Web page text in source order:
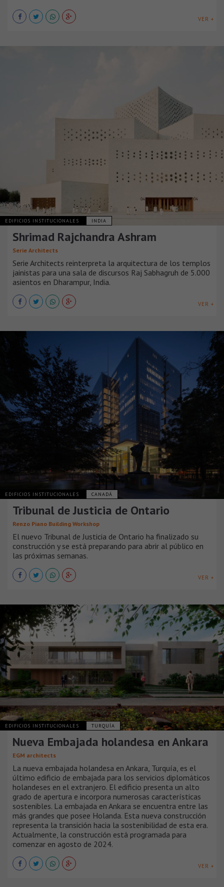
VER +
EDIFICIOS INSTITUCIONALES INDIA
Shrimad Rajchandra Ashram
Serie Architects
Serie Architects reinterpreta la arquitectura de los templos
jainistas para una sala de discursos Raj Sabhagruh de 5.000
asientos en Dharampur, India.
VER +
EDIFICIOS INSTITUCIONALES CANADÁ
Tribunal de Justicia de Ontario
Renzo Piano Building Workshop
El nuevo Tribunal de Justicia de Ontario ha finalizado su
construcción y se está preparando para abrir al público en
las próximas semanas.
VER +
EDIFICIOS INSTITUCIONALES TURQUÍA
Nueva Embajada holandesa en Ankara
EGM architects
La nueva embajada holandesa en Ankara, Turquía, es el
último edificio de embajada para los servicios diplomáticos
holandeses en el extranjero. El edificio presenta un alto
grado de apertura e incorpora numerosas características
sostenibles. La embajada en Ankara se encuentra entre las
más grandes que posee Holanda. Esta nueva construcción
representa la transición hacia la sostenibilidad de esta era.
Actualmente, la construcción está programada para
comenzar en agosto de 2024.
VER +